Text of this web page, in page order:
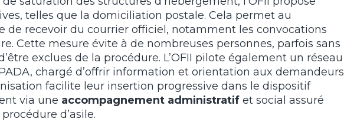
telles que la domiciliation postale. Cela permet au
de recevoir du courrier officiel, notamment les convocations
Cette mesure évite à de nombreuses personnes, parfois sans
exclues de la procédure. L’OFII pilote également un réseau
chargé d’offrir information et orientation aux demandeurs
facilite leur insertion progressive dans le dispositif
via une accompagnement administratif et social assuré
d’asile.